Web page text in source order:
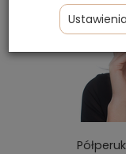
Ustawienia